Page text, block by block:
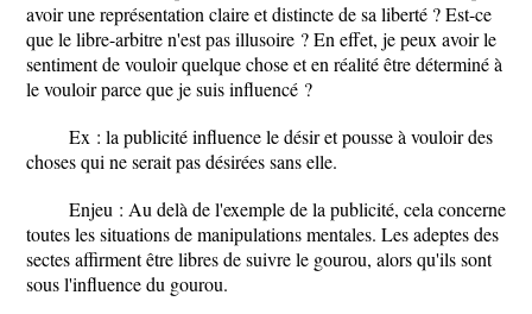
avoir une représentation claire et distincte de sa liberté ? Est-ce
que le libre-arbitre n'est pas illusoire ? En effet, je peux avoir le
sentiment de vouloir quelque chose et en réalité être déterminé à
le vouloir parce que je suis influencé ?
Ex : la publicité influence le désir et pousse à vouloir des
choses qui ne serait pas désirées sans elle.
Enjeu : Au delà de l'exemple de la publicité, cela concerne
toutes les situations de manipulations mentales. Les adeptes des
sectes affirment être libres de suivre le gourou, alors qu'ils sont
sous l'influence du gourou.